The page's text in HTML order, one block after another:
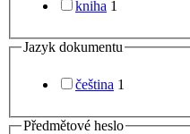
kniha 1
Jazyk dokumentu
čeština 1
Předmětové heslo